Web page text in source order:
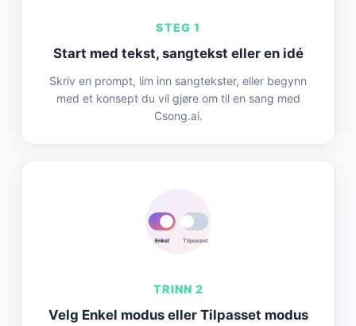
STEG 1
Start med tekst, sangtekst eller en idé
Skriv en prompt, lim inn sangtekster, eller begynn
med et konsept du vil gjøre om til en sang med
Csong.ai.
Enkel Tilpasset
TRINN 2
Velg Enkel modus eller Tilpasset modus